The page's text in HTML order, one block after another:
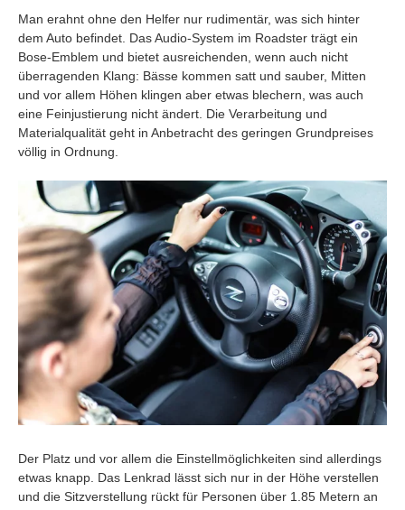
Man erahnt ohne den Helfer nur rudimentär, was sich hinter
dem Auto befindet. Das Audio-System im Roadster trägt ein
Bose-Emblem und bietet ausreichenden, wenn auch nicht
überragenden Klang: Bässe kommen satt und sauber, Mitten
und vor allem Höhen klingen aber etwas blechern, was auch
eine Feinjustierung nicht ändert. Die Verarbeitung und
Materialqualität geht in Anbetracht des geringen Grundpreises
völlig in Ordnung.
Der Platz und vor allem die Einstellmöglichkeiten sind allerdings
etwas knapp. Das Lenkrad lässt sich nur in der Höhe verstellen
und die Sitzverstellung rückt für Personen über 1.85 Metern an